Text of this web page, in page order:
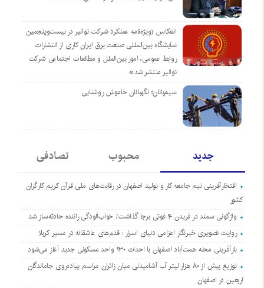
انعکاس (ویژه‌نامه عملکرد شرکت توانیر در بیست‌وپنجمین
نمایشگاه بین‌المللی صنعت برق ایران کاری از انتشارات
روابط عمومی، امور بین‌الملل و مطالعات اجتماعی شرکت
توانیر منتشر شد*
سیم‌بانان؛ نگهبانان خاموش روشنایی
جدید محبوب تصادفی
افتخارآفرینی تیم جامعه کار و تولید اصفهان در رقابت‌های ملی قرآن کریم کارگران
کشور
واژگونی سمند در فریدن ۴ فوتی برجا گذاشت/ خواب‌آلودگی راننده حادثه‌ساز شد
روایت تصویری خبرنگار اعزامی دنیای اسرار : قدم‌های عاشقانه در مسیر کربلا
بازآفرینی محله همت‌آباد اصفهان با احداث ۱۳۰ واحد مسکونی جدید آغاز می‌شود
توزیع بیش از ۸۰ هزار لیتر آب آشامیدنی میان زائران مراسم پیاده‌روی جاماندگان
اربعین در اصفهان